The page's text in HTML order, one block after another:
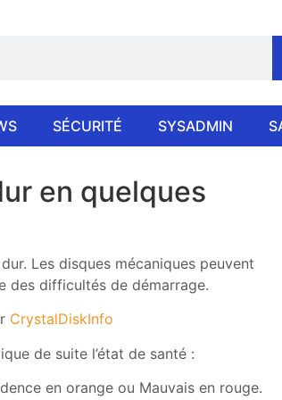
SÉCURITÉ SYSADMIN
en quelques
Les disques mécaniques peuvent
des difficultés de démarrage.
CrystalDiskInfo
de suite l’état de santé :
en orange ou Mauvais en rouge.